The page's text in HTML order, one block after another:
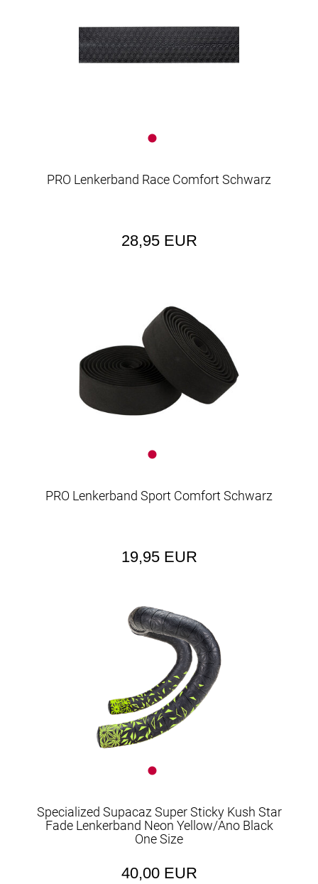
PRO Lenkerband Race Comfort Schwarz
28,95 EUR
PRO Lenkerband Sport Comfort Schwarz
19,95 EUR
Specialized Supacaz Super Sticky Kush Star
Fade Lenkerband Neon Yellow/Ano Black
One Size
40,00 EUR